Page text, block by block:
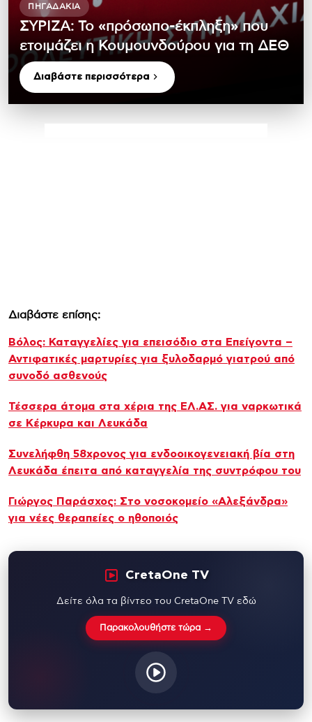
ΠΗΓΑΔΆΚΙΑ
ΣΥΡΙΖΑ: Το «πρόσωπο-έκπληξη» που
ετοιμάζει η Κουμουνδούρου για τη ΔΕΘ
Διαβάστε περισσότερα
Διαβάστε επίσης:
Βόλος: Καταγγελίες για επεισόδιο στα Επείγοντα –
Αντιφατικές μαρτυρίες για ξυλοδαρμό γιατρού από
συνοδό ασθενούς
Τέσσερα άτομα στα χέρια της ΕΛ.ΑΣ. για ναρκωτικά
σε Κέρκυρα και Λευκάδα
Συνελήφθη 58χρονος για ενδοοικογενειακή βία στη
Λευκάδα έπειτα από καταγγελία της συντρόφου του
Γιώργος Παράσχος: Στο νοσοκομείο «Αλεξάνδρα»
για νέες θεραπείες ο ηθοποιός
CretaOne TV
Δείτε όλα τα βίντεο του CretaOne TV εδώ
Παρακολουθήστε τώρα →